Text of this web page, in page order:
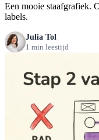
Een mooie staafgrafiek.
labels.
Julia Tol
1 min leestijd